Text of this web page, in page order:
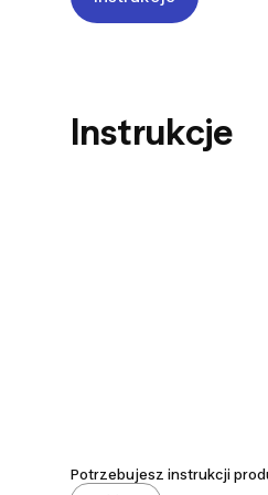
Instrukcje
Potrzebujesz instrukcji